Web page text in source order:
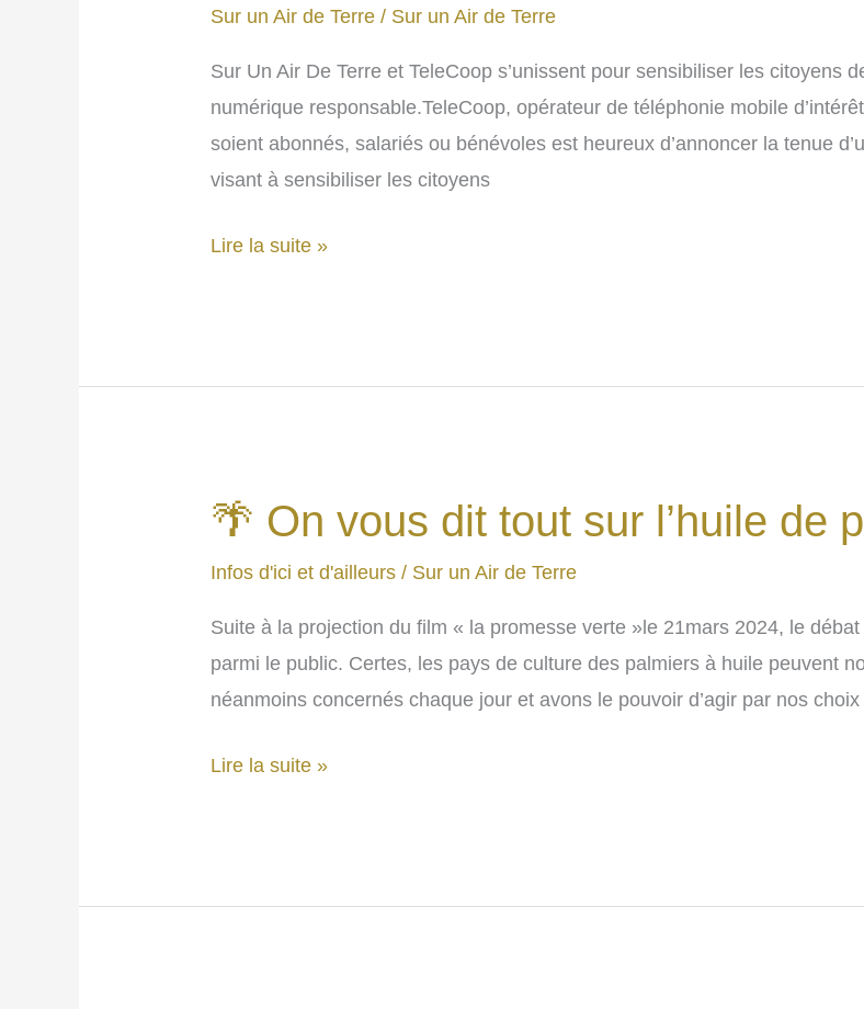
Sur un Air de Terre / Sur un Air de Terre
Sur Un Air De Terre et TeleCoop s’unissent pour sensibiliser les citoyens
numérique responsable.TeleCoop, opérateur de téléphonie mobile
soient abonnés, salariés ou bénévoles est heureux d’annoncer la tenue
visant à sensibiliser les citoyens
📲
mars
au
numérique
responsable.
Lire la suite »
🌴 On vous dit tout sur l’huile de
Infos d'ici et d'ailleurs / Sur un Air de Terre
Suite à la projection du film « la promesse verte »le 21mars 2024, le
parmi le public. Certes, les pays de culture des palmiers à huile peuvent
néanmoins concernés chaque jour et avons le pouvoir d’agir par nos
🌴
tout
Lire la suite »